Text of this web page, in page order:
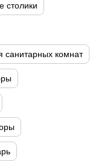
столики
санитарных комнат